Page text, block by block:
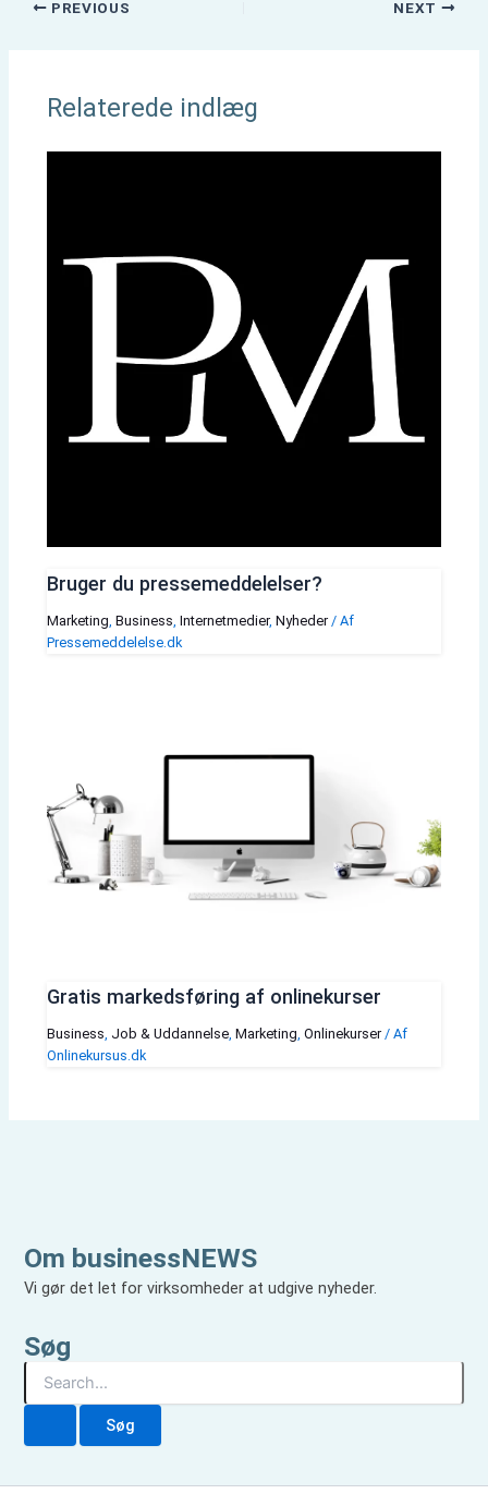
PREVIOUS NEXT
Relaterede indlæg
Bruger du pressemeddelelser?
Marketing Business Internetmedier, Nyheder/ Af
Pressemeddelelse.dk
Gratis markedsføring af onlinekurser
Business Job & Uddannelse, Marketing Onlinekurser/ Af
Onlinekursus.dk
Om businessNEWS
Vi gør det let for virksomheder at udgive nyheder.
Søg